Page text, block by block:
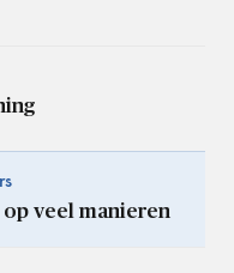
veel manieren